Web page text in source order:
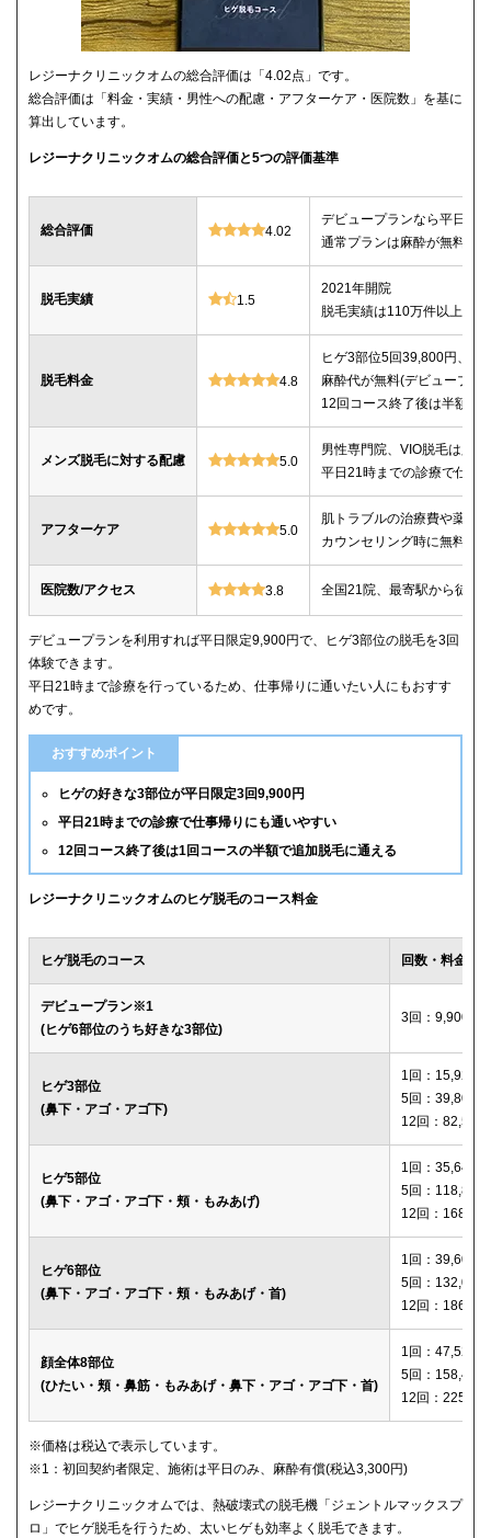
レジーナクリニックオムの総合評価は「4.02点」です。
総合評価は「料金・実績・男性への配慮・アフターケア・医院数」を基に
算出しています。
レジーナクリニックオムの総合評価と5つの評価基準
総合評価 4.02
デビュープランなら平日限
通常プランは麻酔が無料、
脱毛実績 1.5
2021年開院
脱毛実績は110万件以上
脱毛料金 4.8
ヒゲ3部位5回39,800円、ヒ
麻酔代が無料(デビュープラ
12回コース終了後は半額で
メンズ脱毛に対する配慮 5.0
男性専門院、VIO脱毛は必
平日21時までの診療で仕事
アフターケア 5.0
肌トラブルの治療費や薬代
カウンセリング時に無料で
医院数/アクセス 3.8 全国21院、最寄駅から徒歩
デビュープランを利用すれば平日限定9,900円で、ヒゲ3部位の脱毛を3回
体験できます。
平日21時まで診療を行っているため、仕事帰りに通いたい人にもおすす
めです。
おすすめポイント
ヒゲの好きな3部位が平日限定3回9,900円
平日21時までの診療で仕事帰りにも通いやすい
12回コース終了後は1回コースの半額で追加脱毛に通える
レジーナクリニックオムのヒゲ脱毛のコース料金
ヒゲ脱毛のコース 回数・料金
デビュープラン※1
(ヒゲ6部位のうち好きな3部位)
3回：9,900円
ヒゲ3部位
(鼻下・アゴ・アゴ下)
1回：15,920円
5回：39,800円
12回：82,560
ヒゲ5部位
(鼻下・アゴ・アゴ下・頬・もみあげ)
1回：35,640円
5回：118,800
12回：
ヒゲ6部位
(鼻下・アゴ・アゴ下・頬・もみあげ・首)
1回：39,600円
5回：132,000
12回：
顔全体8部位
(ひたい・頬・鼻筋・もみあげ・鼻下・アゴ・アゴ下・首)
1回：47,520円
5回：158,400
12回：
※価格は税込で表示しています。
※1：初回契約者限定、施術は平日のみ、麻酔有償(税込3,300円)
レジーナクリニックオムでは、熱破壊式の脱毛機「ジェントルマックスプ
ロ」でヒゲ脱毛を行うため、太いヒゲも効率よく脱毛できます。